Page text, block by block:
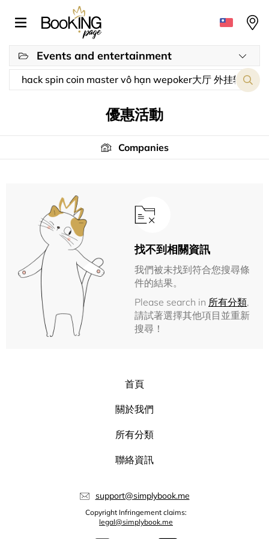
Events and entertainment
優惠活動
Companies
找不到相關資訊
我們被未找到符合您搜尋條
件的結果。
Please search in 所有分類,
請試著選擇其他項目並重新
搜尋！
首頁
關於我們
所有分類
聯絡資訊
support@simplybook.me
Copyright Infringement claims:
legal@simplybook.me